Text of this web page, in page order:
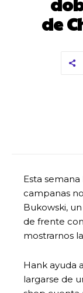
de
Esta
campanas
Bukowski,
de frente
mostrarnos
Hank ayuda
largarse de